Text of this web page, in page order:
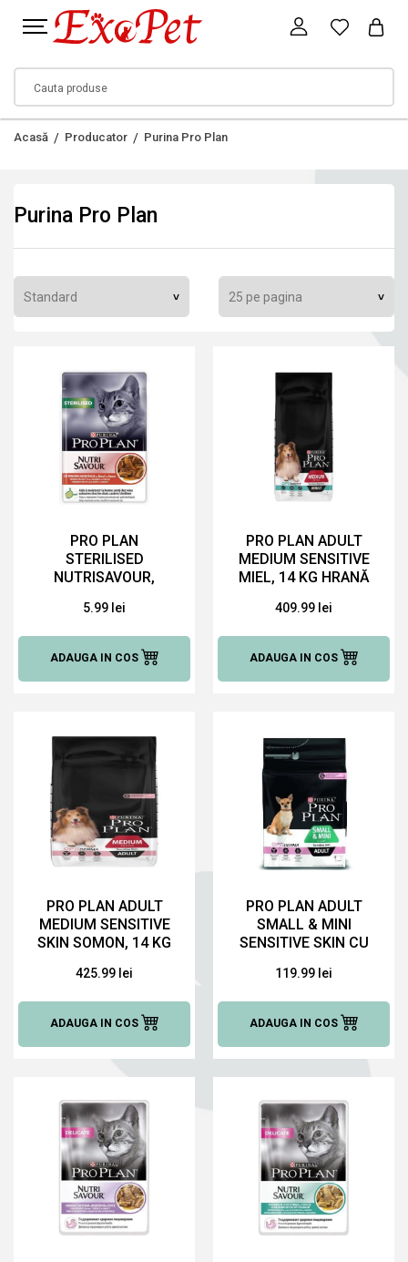
Acasă Producator Purina Pro Plan
Purina Pro Plan
PRO PLAN
STERILISED
NUTRISAVOUR,
G HRANĂ UMEDĂ
PENTRU PISICI
5.99 lei
ADAUGA IN COS
PRO PLAN ADULT
MEDIUM SENSITIVE
MIEL, 14 KG HRANĂ
CAINI
409.99 lei
ADAUGA IN COS
PRO PLAN ADULT
MEDIUM SENSITIVE
SKIN SOMON, 14 KG
PENTRU CAINI
425.99 lei
ADAUGA IN COS
PRO PLAN ADULT
SMALL & MINI
SENSITIVE SKIN CU
HRANĂ USCATĂ
PENTRU CAINI
119.99 lei
ADAUGA IN COS